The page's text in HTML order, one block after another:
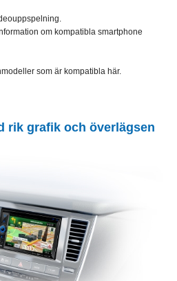
om kompatibla smartphone
som är kompatibla här.
rik grafik och överlägsen